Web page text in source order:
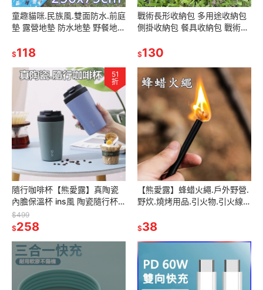
童趣貓咪.民族風.雙面防水.前庭
墊 露營地墊 防水地墊 野餐地墊
$118
戰術長形收納包 多用途收納包
側掛收納包 餐具收納包 戰術工
包 雜物收納包
$130
51
折
隨行咖啡杯【熊愛露】真陶瓷
內膽保溫杯 ins風 陶瓷隨行杯
辦公杯 帶蓋 情侶杯 陶瓷內膽保
溫杯 露營咖啡杯
$499
$258
【熊愛露】蜂蜡火繩.戶外野營.
野炊.燒烤用品.引火物.引火線
火繩.
$38